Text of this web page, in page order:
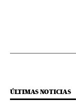
ÚLTIMAS NOTICIAS